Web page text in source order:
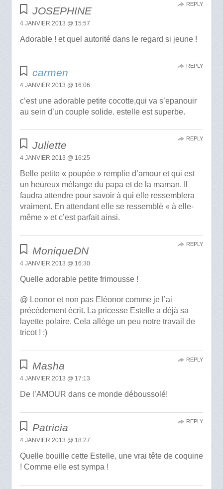
JOSEPHINE
4 JANVIER 2013 @ 15:57
Adorable ! et quel autorité dans le regard si jeune !
REPLY
carmen
4 JANVIER 2013 @ 16:06
c’est une adorable petite cocotte,qui va s’epanouir
au sein d’un couple solide. estelle est superbe.
REPLY
Juliette
4 JANVIER 2013 @ 16:25
Belle petite « poupée » remplie d’amour et qui est
un heureux mélange du papa et de la maman. Il
faudra attendre pour savoir à qui elle ressemblera
vraiment. En attendant elle se ressemblè « à elle-
même » et c’est parfait ainsi.
REPLY
MoniqueDN
4 JANVIER 2013 @ 16:30
Quelle adorable petite frimousse !
@ Leonor et non pas Eléonor comme je l’ai
précédement écrit. La pricesse Estelle a déjà sa
layette polaire. Cela allège un peu notre travail de
tricot ! :)
REPLY
Masha
4 JANVIER 2013 @ 17:13
De l’AMOUR dans ce monde déboussolé!
REPLY
Patricia
4 JANVIER 2013 @ 18:27
Quelle bouille cette Estelle, une vrai tête de coquine
! Comme elle est sympa !
REPLY